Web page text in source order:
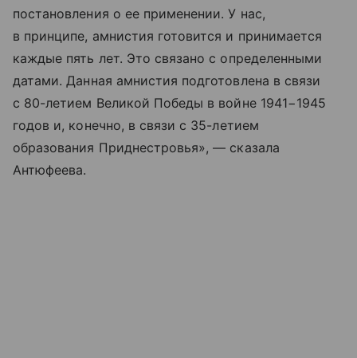
постановления о ее применении. У нас,
в принципе, амнистия готовится и принимается
каждые пять лет. Это связано с определенными
датами. Данная амнистия подготовлена в связи
с 80-летием Великой Победы в войне 1941−1945
годов и, конечно, в связи с 35-летием
образования Приднестровья», — сказала
Антюфеева.